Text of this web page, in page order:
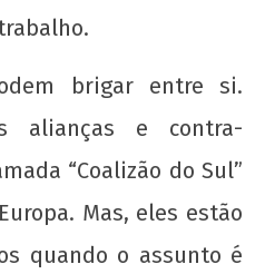
brigar entre si.
alianças e contra-
“Coalizão do Sul”
Mas, eles estão
quando o assunto é